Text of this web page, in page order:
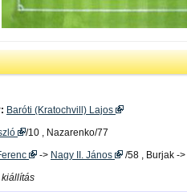
Baróti (Kratochvill) Lajos
/10 , Nazarenko/77
-> Nagy II. János /58 , Burjak -